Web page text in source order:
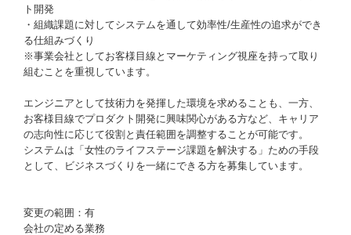
ト開発
・組織課題に対してシステムを通して効率性/生産性の追求ができ
る仕組みづくり
※事業会社としてお客様目線とマーケティング視座を持って取り
組むことを重視しています。
エンジニアとして技術力を発揮した環境を求めることも、一方、
お客様目線でプロダクト開発に興味関心がある方など、キャリア
の志向性に応じて役割と責任範囲を調整することが可能です。
システムは「女性のライフステージ課題を解決する」ための手段
として、ビジネスづくりを一緒にできる方を募集しています。
変更の範囲：有
会社の定める業務